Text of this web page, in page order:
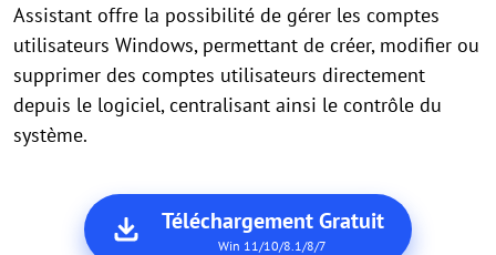
Assistant offre la possibilité de gérer les comptes
utilisateurs Windows, permettant de créer, modifier ou
supprimer des comptes utilisateurs directement
depuis le logiciel, centralisant ainsi le contrôle du
système.
Téléchargement Gratuit
Win 11/10/8.1/8/7